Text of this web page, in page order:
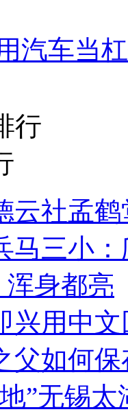
汽车当
行
云社孟
马三小
浑身都亮
兴用中
父如何
”无锡